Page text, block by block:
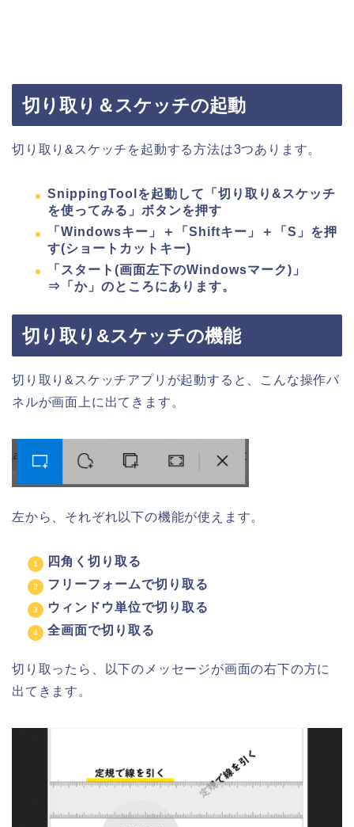
切り取り＆スケッチの起動
切り取り&スケッチを起動する方法は3つあります。
SnippingToolを起動して「切り取り&スケッチ
を使ってみる」ボタンを押す
「Windowsキー」＋「Shiftキー」＋「S」を押
す(ショートカットキー)
「スタート(画面左下のWindowsマーク)」
⇒「か」のところにあります。
切り取り&スケッチの機能
切り取り&スケッチアプリが起動すると、こんな操作パ
ネルが画面上に出てきます。
左から、それぞれ以下の機能が使えます。
四角く切り取る
フリーフォームで切り取る
ウィンドウ単位で切り取る
全画面で切り取る
切り取ったら、以下のメッセージが画面の右下の方に
出てきます。